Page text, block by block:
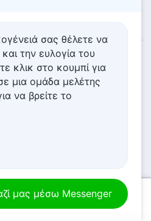
στον κόσμο! Θέλετε να
Θεού; Μάθετε περισσότερα
σας θέλετε να
την ευλογία του
κλικ στο κουμπί για
μια ομάδα μελέτης
να βρείτε το
μας μέσω Messenger
(2)